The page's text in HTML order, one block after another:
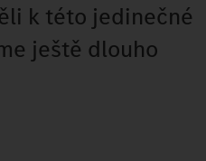
k této jedinečné
ještě dlouho